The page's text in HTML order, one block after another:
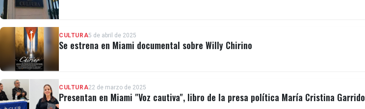
CULTURA5 de abril de 2025
Se estrena en Miami documental sobre Willy Chirino
CULTURA22 de marzo de 2025
Presentan en Miami "Voz cautiva", libro de la presa política María Cristina Garrido